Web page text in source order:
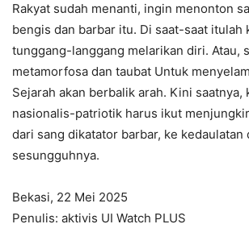
Rakyat sudah menanti, ingin menonton
bengis dan barbar itu. Di saat-saat itulah
tunggang-langgang melarikan diri. Atau,
metamorfosa dan taubat Untuk
Sejarah akan berbalik arah. Kini saatnya,
nasionalis-patriotik harus ikut
dari sang dikatator barbar, ke kedaulatan
sesungguhnya.
Bekasi, 22 Mei 2025
Penulis: aktivis UI Watch PLUS